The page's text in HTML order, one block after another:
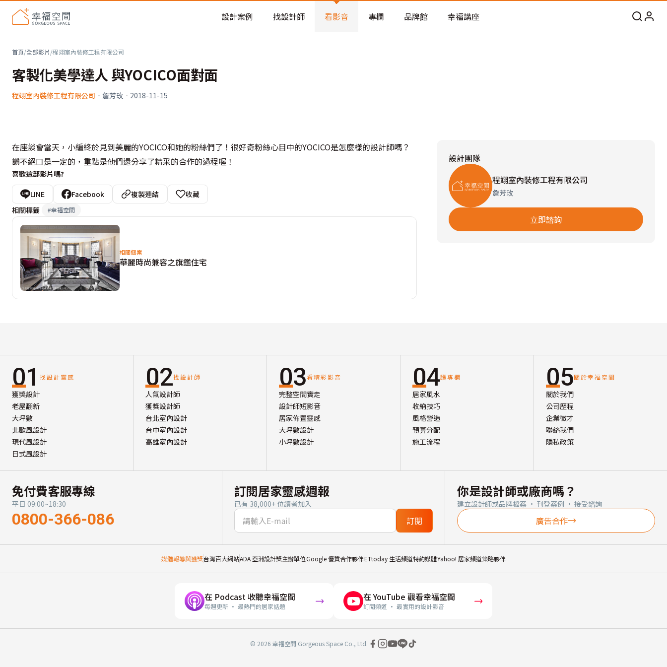
老屋預算分配與高 CP 值煥新術
設計案例 找設計師 看影音 專欄 品牌館 幸福講座
首頁/全部影片/程翊室內裝修工程有限公司
客製化美學達人 與YOCICO面對面
程翊室內裝修工程有限公司 · 詹芳玫 · 2018-11-15
在座談會當天，小編終於見到美麗的YOCICO和她的粉絲們了！很好奇粉絲心目中的YOCICO是怎麼樣的設計師嗎？
讚不絕口是一定的，重點是他們還分享了精采的合作的過程喔！
喜歡這部影片嗎?
LINE Facebook 複製連結
收藏
相關標籤
#幸福空間
相關個案
華麗時尚兼容之旗鑑住宅
設計團隊
程翊室內裝修工程有限公司
詹芳玫
立即諮詢
01 找設計靈感
獲獎設計
老屋翻新
大坪數
北歐風設計
現代風設計
日式風設計
02找設計師
人氣設計師
獲獎設計師
台北室內設計
台中室內設計
高雄室內設計
03看精彩影音
完整空間實走
設計師短影音
居家佈置靈感
大坪數設計
小坪數設計
04讀專欄
居家風水
收納技巧
風格營造
預算分配
施工流程
05關於幸福空間
關於我們
公司歷程
企業徵才
聯絡我們
隱私政策
免付費客服專線
平日 09:00~18:30
0800-366-086
訂閱居家靈感週報
已有 38,000+ 位讀者加入
訂閱
你是設計師或廠商嗎？
建立設計師或品牌檔案 · 刊登案例 · 接受諮詢
廣告合作
媒體報導與獲獎台灣百大網站ADA 亞洲設計獎主辦單位Google 優質合作夥伴ETtoday 生活頻道特約媒體Yahoo! 居家頻道策略夥伴
在 Podcast 收聽幸福空間
每週更新 · 最熱門的居家話題
在 YouTube 觀看幸福空間
訂閱頻道 · 最實用的設計影音
© 2026 幸福空間 Gorgeous Space Co., Ltd.